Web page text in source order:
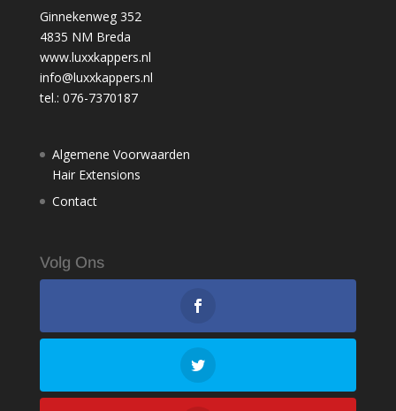
Ginnekenweg 352
4835 NM Breda
www.luxxkappers.nl
info@luxxkappers.nl
tel.: 076-7370187
Algemene Voorwaarden
Hair Extensions
Contact
Volg Ons